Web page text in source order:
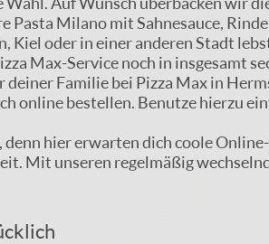
Pasta Milano mit Sahnesauce,
Kiel oder in einer anderen Stadt
Max-Service noch in insgesamt
Familie bei Pizza Max in
online bestellen. Benutze hierzu
denn hier erwarten dich coole
Mit unseren regelmäßig